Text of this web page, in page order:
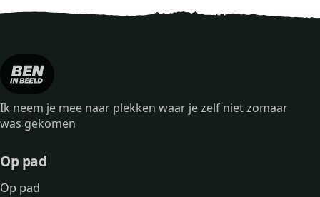
Ik neem je mee naar plekken waar je zelf niet zomaar
was gekomen
Op pad
Op pad